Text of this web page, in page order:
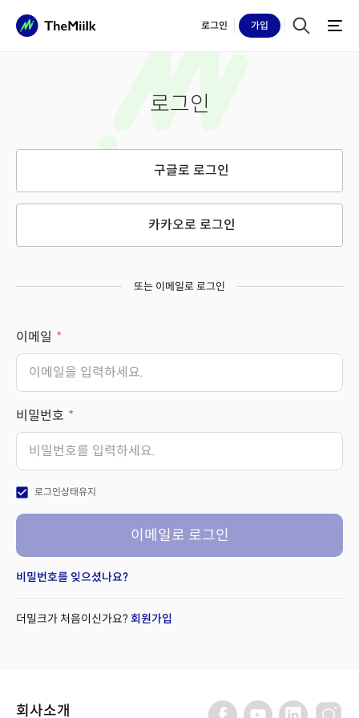
로그인 가입
로그인
구글로 로그인
카카오로 로그인
또는 이메일로 로그인
이메일
비밀번호
check_box 로그인상태유지
이메일로 로그인
비밀번호를 잊으셨나요?
더밀크가 처음이신가요? 회원가입
회사소개